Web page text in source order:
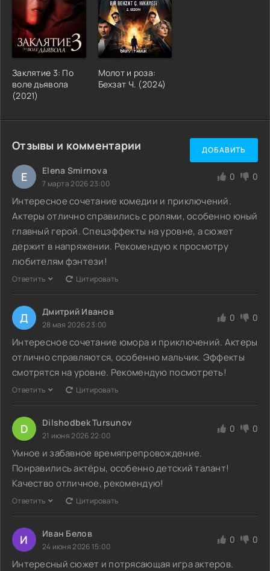
Заклятие 3: По
воле дьявола
(2021)
Молот и роза:
Бехзат Ч. (2024)
Отзывы и комментарии ДОБАВИТЬ
E Elena Smirnova
7 марта 2026 23:00
0 0
Интересное сочетание комедии и приключений.
Актеры отлично справились с ролями, особенно юный
главный герой. Спецэффекты на уровне, а сюжет
держит в напряжении. Рекомендую к просмотру
любителям фэнтези!
Ответить Цитировать
Д Дмитрий Иванов
28 мая 2026 23:00
0 0
Интересное сочетание юмора и приключений. Актеры
отлично справляются, особенно мальчик. Эффекты
смотрятся на уровне. Рекомендую посмотреть!
Ответить Цитировать
D Dilshodbek Tursunov
21 июня 2026 22:00
0 0
Умное и забавное времяпрепровождение.
Понравились актёры, особенно детский талант!
Качество отличное, рекомендую!
Ответить Цитировать
И Иван Белов
24 июня 2026 15:00
0 0
Интересный сюжет и потрясающая игра актеров.